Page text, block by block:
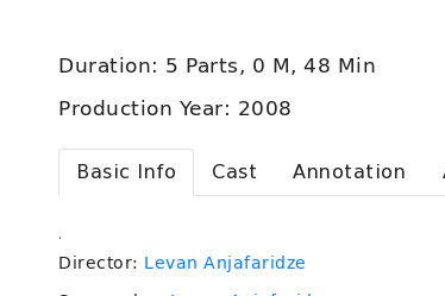
Duration: 5 Parts, 0 M, 48 Min
Production Year: 2008
Basic Info Cast Annotation
.
Director: Levan Anjafaridze